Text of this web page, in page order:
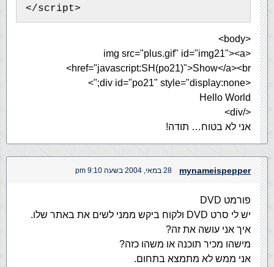
</script>
<body>
<img src="plus.gif" id="img21"><a
href="javascript:SH(po21)">Show</a><br>
<div id="po21" style="display:none;">
Hello World
</div>
אני לא בטוח… תודה!
mynameispepper 28 במאי, 2004 בשעה 9:10 pm
פורמט DVD
יש לי סרט DVD ולקוח ביקש ממני לשים את באתר שלו.
איך אני עושה את זה?
מישהו מכיר תוכנה או משהו כזה?
אני ממש לא מתמצא בתחום.